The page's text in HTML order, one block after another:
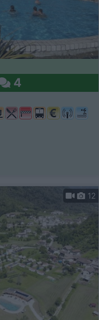
4
12